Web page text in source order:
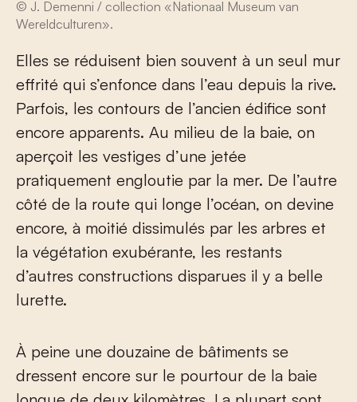
© J. Demenni / collection «Nationaal Museum van
Wereldculturen».
Elles se réduisent bien souvent à un seul mur
effrité qui s’enfonce dans l’eau depuis la rive.
Parfois, les contours de l’ancien édifice sont
encore apparents. Au milieu de la baie, on
aperçoit les vestiges d’une jetée
pratiquement engloutie par la mer. De l’autre
côté de la route qui longe l’océan, on devine
encore, à moitié dissimulés par les arbres et
la végétation exubérante, les restants
d’autres constructions disparues il y a belle
lurette.
À peine une douzaine de bâtiments se
dressent encore sur le pourtour de la baie